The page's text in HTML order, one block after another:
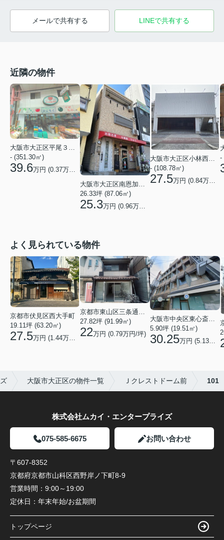
メールで共有する LINEで共有する
近隣の物件
大阪市大正区平尾３丁目
- (351.30㎡)
39.6万円 (0.37万円/坪)
大阪市大正区南恩加島６丁目
26.33坪 (87.06㎡)
25.3万円 (0.96万円/坪)
- (108.78㎡)
27.5万円 (0.84万円/坪)
-
よく見られている物件
京都市伏見区西大手町
19.11坪 (63.20㎡)
27.5万円 (1.44万円/坪)
京都市東山区三条通北裏白川筋西入２丁目東姉小路町
27.82坪 (91.99㎡)
22万円 (0.79万円/坪)
5.90坪 (19.51㎡)
30.25万円 (5.13万円/坪)
大阪市大正区の物件一覧 Ｊクレストドーム前 101
株式会社ムカイ・エンタープライズ
075-585-6675 お問い合わせ
〒607-8352
京都府京都市山科区西野岸ノ下町8-9
営業時間： 9:00～19:00
定休日： 年末年始/お盆期間
トップページ